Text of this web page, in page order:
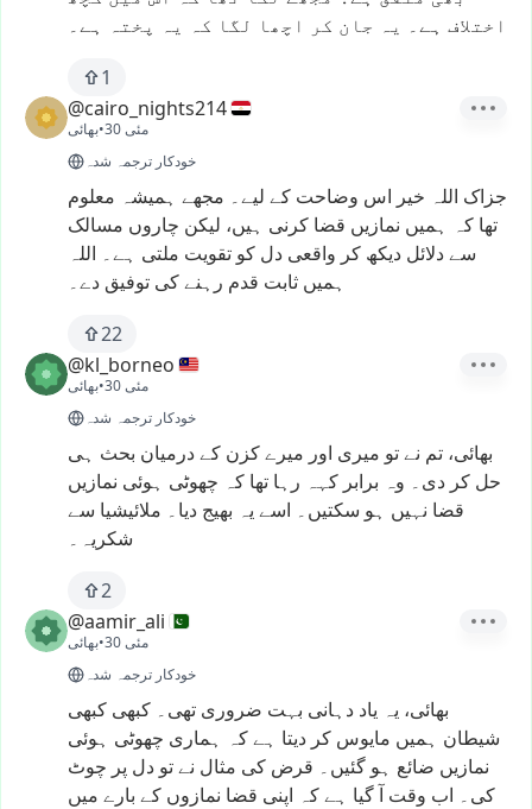
اختلاف ہے۔ یہ جان کر اچھا لگا کہ یہ پختہ ہے۔
1
@cairo_nights214
بھائی•
30 مئی
خودکار ترجمہ شدہ
جزاک اللہ خیر اس وضاحت کے لیے۔ مجھے ہمیشہ معلوم
تھا کہ ہمیں نمازیں قضا کرنی ہیں، لیکن چاروں مسالک
سےدلائل دیکھ کر واقعی دل کو تقویت ملتی ہے۔ اللہ
ہمیں ثابت قدم رہنےکی توفیق دے۔
22
@kl_borneo
بھائی•
30 مئی
خودکار ترجمہ شدہ
بھائی، تم نےتو میری اور میرےکزن کےدرمیان بحث ہی
حل کر دی۔ وہ برابر کہہ رہا تھا کہ چھوٹی ہوئی نمازیں
قضا نہیں ہو سکتیں۔ اسے یہ بھیج دیا۔ ملائیشیا سے
شکریہ۔
2
@aamir_ali
بھائی•
30 مئی
خودکار ترجمہ شدہ
بھائی، یہ یاد دہانی بہت ضروری تھی۔ کبھی کبھی
شیطان ہمیں مایوس کر دیتا ہےکہ ہماری چھوٹی ہوئی
نمازیں ضائع ہو گئیں۔ قرض کی مثال نےتو دل پر چوٹ
کی۔ اب وقت آ گیا ہےکہ اپنی قضا نمازوں کے بارے میں